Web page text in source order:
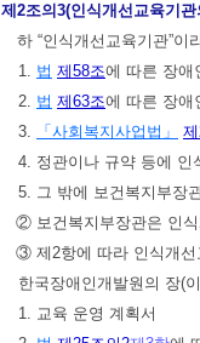
제2조의3(인식개선교육기
하 “인식개선교육기관”
1. 법 제58조에 따른 장애
2. 법 제63조에 따른 장애
3.
「사회복지사업법」
4. 정관이나 규약 등에 인
5. 그 밖에 보건복지부장
② 보건복지부장관은 인식
③ 제2항에 따라 인식개선
한국장애인개발원의 장(
1. 교육 운영 계획서